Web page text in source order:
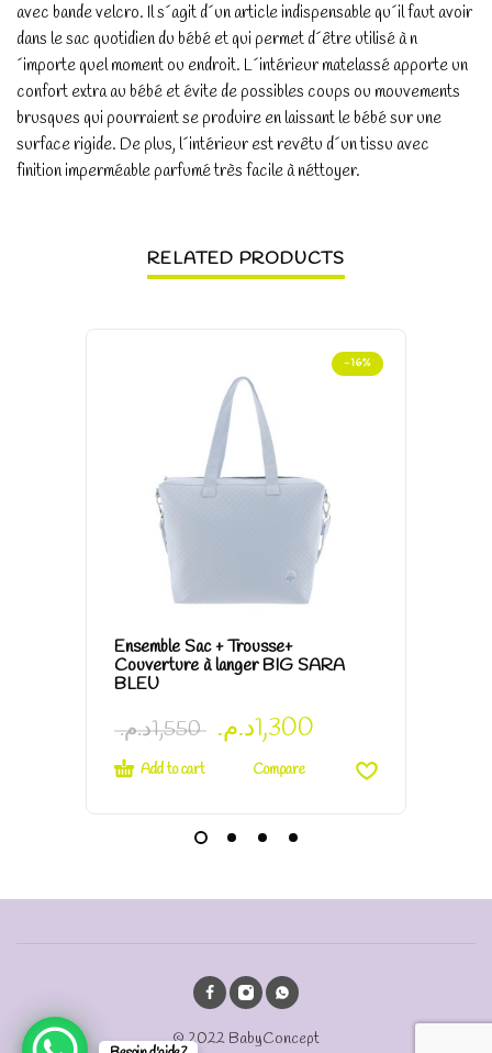
avec bande velcro. Il s´agit d´un article indispensable qu´il faut avoir
dans le sac quotidien du bébé et qui permet d´être utilisé à n
´importe quel moment ou endroit. L´intérieur matelassé apporte un
confort extra au bébé et évite de possibles coups ou mouvements
brusques qui pourraient se produire en laissant le bébé sur une
surface rigide. De plus, l´intérieur est revêtu d´un tissu avec
finition imperméable parfumé très facile à néttoyer.
RELATED PRODUCTS
-16%
Ensemble Sac + Trousse+
Couverture à langer BIG SARA
BLEU
1,550د.م. 1,300د.م.
Add to cart Compare
© 2022 BabyConcept